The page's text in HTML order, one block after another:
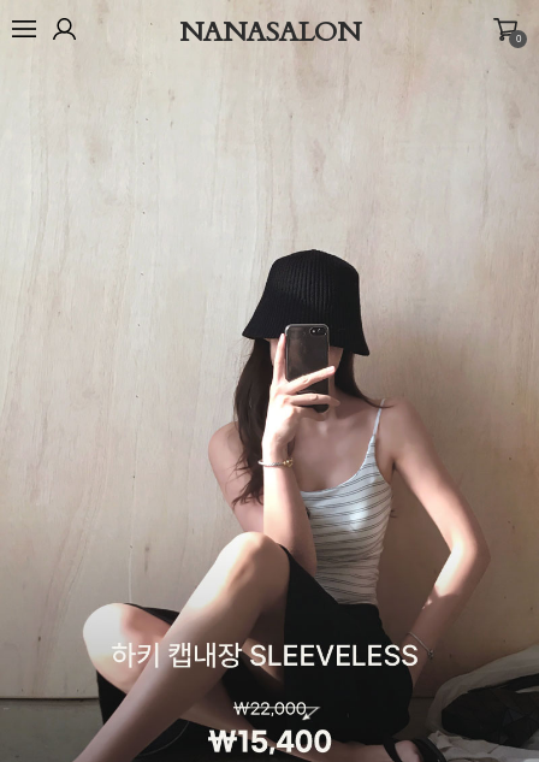
NANASALON 0
BOTTOM